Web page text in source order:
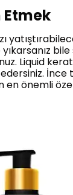
Etmek
bile
Liquid
İnce
önemli